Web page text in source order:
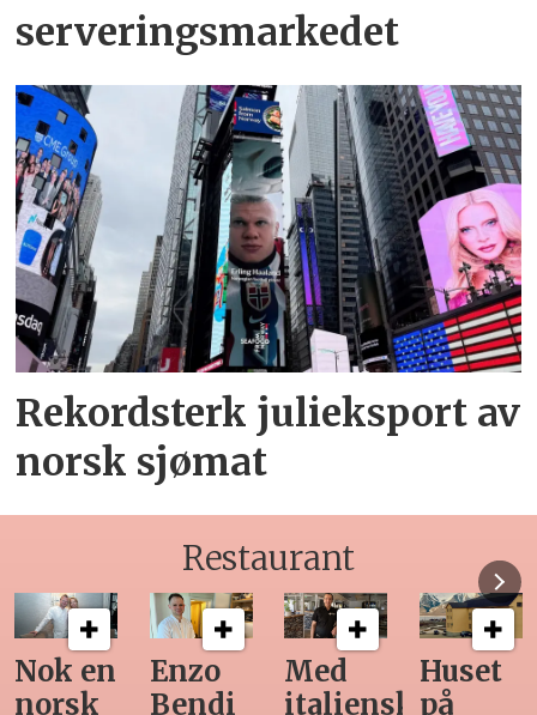
serveringsmarkedet
Rekordsterk julieksport av
norsk sjømat
Restaurant
Enzo
Bendi
Med
italiensk
Huset
på
Ny